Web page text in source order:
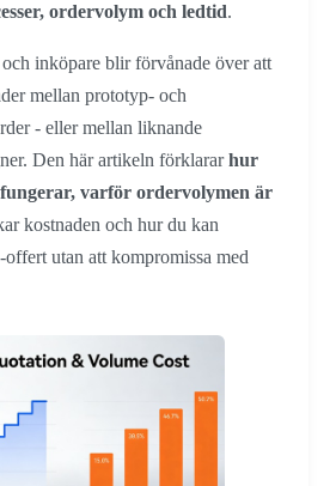
ordervolym och ledtid.
inköpare blir förvånade över att
mellan prototyp- och
- eller mellan liknande
Den här artikeln förklararhur
varför ordervolymen är
kostnaden och hur du kan
utan att kompromissa med